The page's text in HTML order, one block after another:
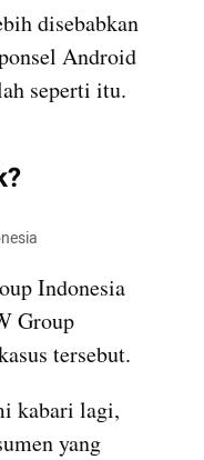
disebabkan
Android
seperti itu.
Indonesia
Group
tersebut.
kabari lagi,
yang